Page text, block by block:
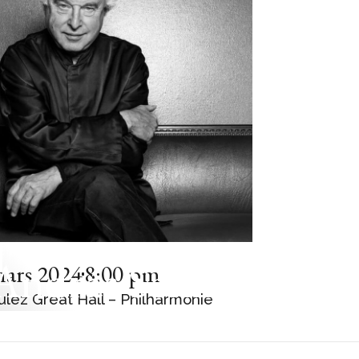
PIANO
Schiff
20248:00 pm
Great Hall – Philharmonie